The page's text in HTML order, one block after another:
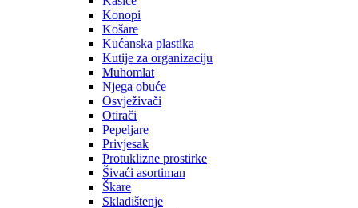
Konopi
Košare
Kućanska plastika
Kutije za organizaciju
Muhomlat
Njega obuće
Osvježivači
Otirači
Pepeljare
Privjesak
Protuklizne prostirke
Šivaći asortiman
Škare
Skladištenje